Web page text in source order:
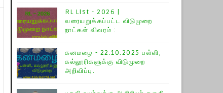
RL List - 2026 |
வரையறுக்கப்பட்ட விடுமுறை
நாட்கள் விவரம் :
கனமழை - 22.10.2025 பள்ளி,
கல்லூரிகளுக்கு விடுமுறை
அறிவிப்பு.